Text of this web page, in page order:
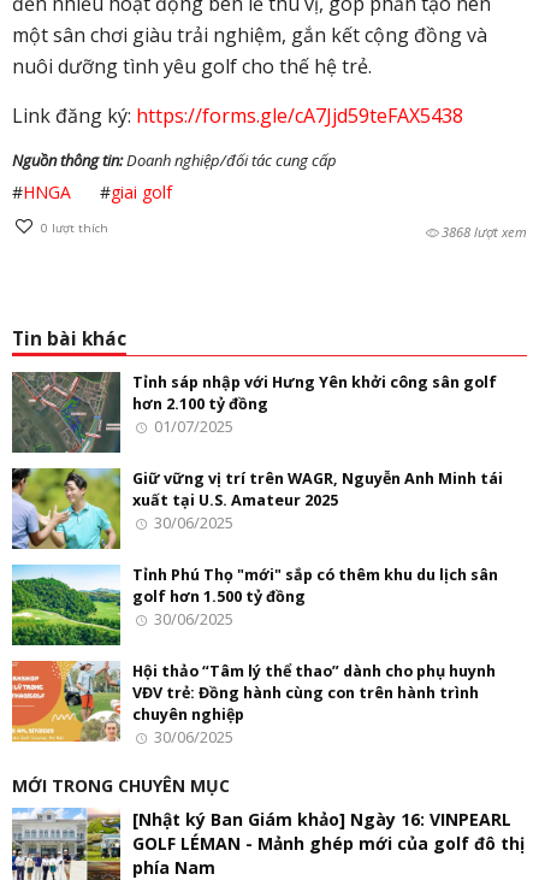
một sân chơi giàu trải nghiệm, gắn kết cộng đồng và
nuôi dưỡng tình yêu golf cho thế hệ trẻ.
Link đăng ký: https://forms.gle/cA7Jjd59teFAX5438
Nguồn thông tin:Doanh nghiệp/đối tác cung cấp
#HNGA #giai golf
0 lượt thích 3868 lượt xem
Tin bài khác
Tỉnh sáp nhập với Hưng Yên khởi công sân golf
hơn 2.100 tỷ đồng
01/07/2025
Giữ vững vị trí trên WAGR, Nguyễn Anh Minh tái
xuất tại U.S. Amateur 2025
30/06/2025
Tỉnh Phú Thọ "mới" sắp có thêm khu du lịch sân
golf hơn 1.500 tỷ đồng
30/06/2025
Hội thảo “Tâm lý thể thao” dành cho phụ huynh
VĐV trẻ: Đồng hành cùng con trên hành trình
chuyên nghiệp
30/06/2025
MỚI TRONG CHUYÊN MỤC
[Nhật ký Ban Giám khảo] Ngày 16: VINPEARL
GOLF LÉMAN - Mảnh ghép mới của golf đô thị
phía Nam